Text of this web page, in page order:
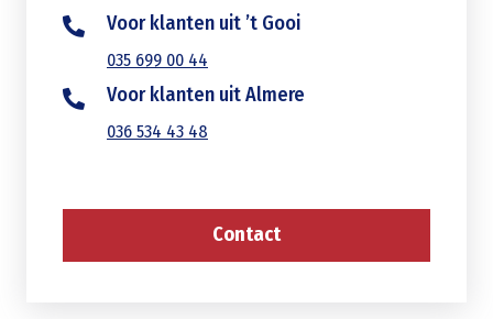
Voor klanten uit ’t Gooi
035 699 00 44
Voor klanten uit Almere
036 534 43 48
Contact